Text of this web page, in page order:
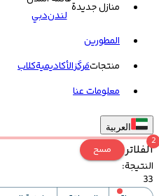
منازل جديدة
لندندبي
المطورين
منتجاتمَركَزالأكاديميةکلاب
معلومات عنا
العربية
الفلاتر
2
مسح
النتيجة:
33